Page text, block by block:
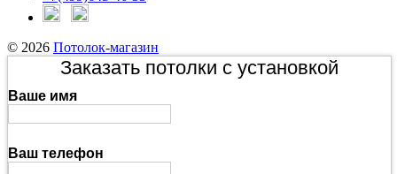
© 2026 Потолок-магазин
Заказать потолки с установкой
Ваше имя
Ваш телефон